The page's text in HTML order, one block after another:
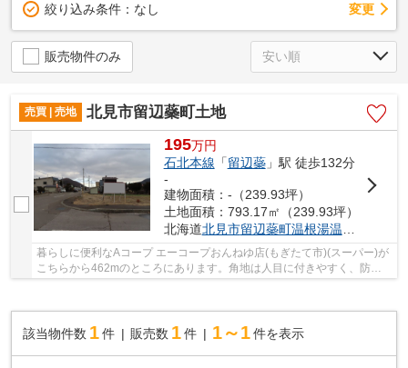
絞り込み条件： なし 変更
販売物件のみ
売買 | 売地 北見市留辺蘂町土地
195万円
石北本線 「留辺蘂」駅 徒歩132分
-
建物面積：-（239.93坪）
土地面積：793.17㎡（239.93坪）
北海道北見市留辺蘂町温根湯温泉
暮らしに便利なAコープ エーコープおんねゆ店(もぎたて市)(スーパー)が
こちらから462mのところにあります。角地は人目に付きやすく、防犯面
該当物件数 1件 販売数 1 件 1～1 件を表示